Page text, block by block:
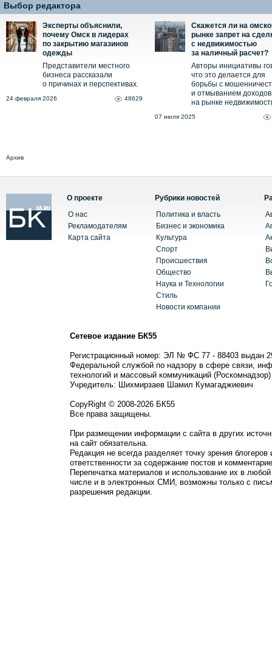
Выбор редактора
Эксперты объяснили,
почему Омск в лидерах
по закрытию магазинов
одежды
Представители местного
бизнеса рассказали
о причинах и перспективах.
24 февраля 2026 48629
Скажется ли на
рынке запрет на
с недвижимостью
за наличный расчет?
Авторы инициативы
что это делается для
борьбы с
и отмыванием доходов
на рынке
07 июля 2025
Архив
О проекте
О нас
Рекламодателям
Карта сайта
Рубрики новостей
Политика и власть
Бизнес и экономика
Культура
Спорт
Происшествия
Общество
Наука и Технологии
Стиль
Новости компании
Сетевое издание БК55
Регистрационный номер: ЭЛ № ФС 77 - 88403 выдан
Федеральной службой по надзору в сфере связи,
технологий и массовый коммуникаций (Роскомнадзор)
Учредитель: Шихмирзаев Шамил Кумагаджиевич
CopyRight © 2008-2026 БК55
Все права защищены.
При размещении информации с сайта в других
на сайт обязательна.
Редакция не всегда разделяет точку зрения блогеров
ответственности за содержание постов и
Перепечатка материалов и использование их в
числе и в электронных СМИ, возможны только с
разрешения редакции.